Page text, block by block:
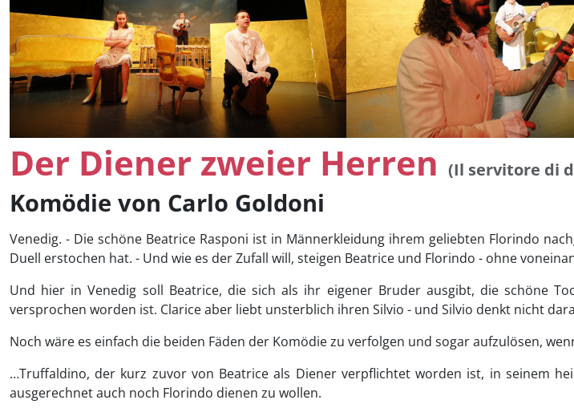
Der Diener zweier Herren (Il servitore di
Komödie von Carlo Goldoni
Venedig. - Die schöne Beatrice Rasponi ist in Männerkleidung ihrem geliebten Florindo
Duell erstochen hat. - Und wie es der Zufall will, steigen Beatrice und Florindo - ohne
Und hier in Venedig soll Beatrice, die sich als ihr eigener Bruder ausgibt, die schöne
versprochen worden ist. Clarice aber liebt unsterblich ihren Silvio - und Silvio denkt nicht
Noch wäre es einfach die beiden Fäden der Komödie zu verfolgen und sogar aufzulösen,
…Truffaldino, der kurz zuvor von Beatrice als Diener verpflichtet worden ist, in seinem
ausgerechnet auch noch Florindo dienen zu wollen.